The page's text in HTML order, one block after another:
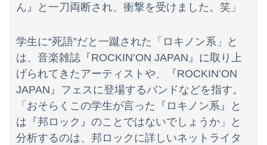
高市総理「物価上昇を上回る賃上げを日本に定着させる」⇒ 国家公務員月給3.51％増へ
【画像】 44歳女性「こんなおばさんでいいの…？」
ん』と一刀両断され、衝撃を受けました。笑」
学生に“死語”だと一蹴された「ロキノン系」と
は、音楽雑誌『ROCKIN’ON JAPAN』に取り上
げられてきたアーティストや、『ROCKIN’ON
JAPAN』フェスに登場するバンドなどを指す。
「おそらくこの学生が言った『ロキノン系』と
は『邦ロック』のことではないでしょうか」と
分析するのは、邦ロックに詳しいネットライタ